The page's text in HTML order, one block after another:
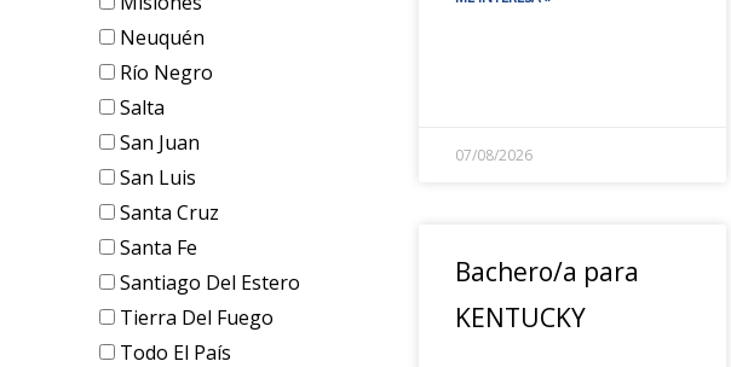
Neuquén
Río Negro
Salta
San Juan
San Luis
Santa Cruz
Santa Fe
Santiago Del Estero
Tierra Del Fuego
Todo El País
07/08/2026
Bachero/a para
KENTUCKY